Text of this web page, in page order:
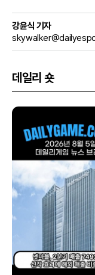
강윤식 기자
데일리 숏